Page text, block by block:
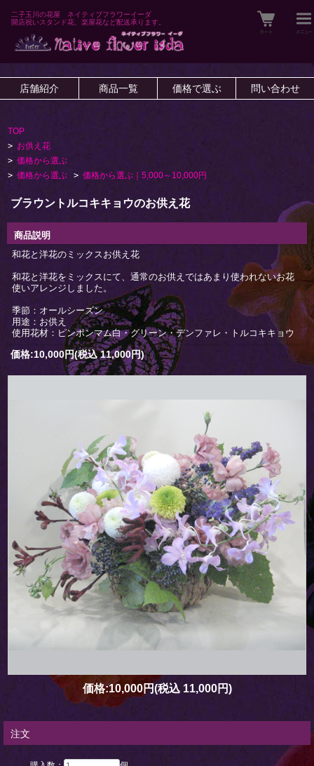
二子玉川の花屋 ネイティブフラワーイーダ
開店祝いスタンド花、楽屋花など配送承ります。
店舗紹介 商品一覧 価格で選ぶ 問い合わせ
TOP
> お供え花
> 価格から選ぶ
> 価格から選ぶ > 価格から選ぶ｜5,000～10,000円
ブラウントルコキキョウのお供え花
商品説明
和花と洋花のミックスお供え花
和花と洋花をミックスにて、通常のお供えではあまり使われないお花
使いアレンジしました。
季節：オールシーズン
用途：お供え
使用花材：ピンポンマム白・グリーン・デンファレ・トルコキキョウ
価格:10,000円(税込 11,000円)
価格:10,000円(税込 11,000円)
注文